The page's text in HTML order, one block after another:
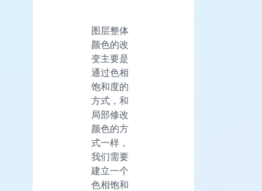
图层整体
颜色的改
变主要是
通过色相
饱和度的
方式，和
局部修改
颜色的方
式一样，
我们需要
建立一个
色相饱和